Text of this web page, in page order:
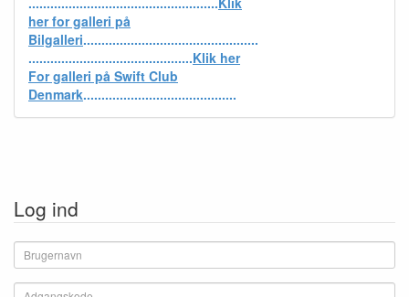
her for galleri på
Bilgalleri................................................
.............................................Klik her
For galleri på Swift Club
Denmark..........................................
Log ind